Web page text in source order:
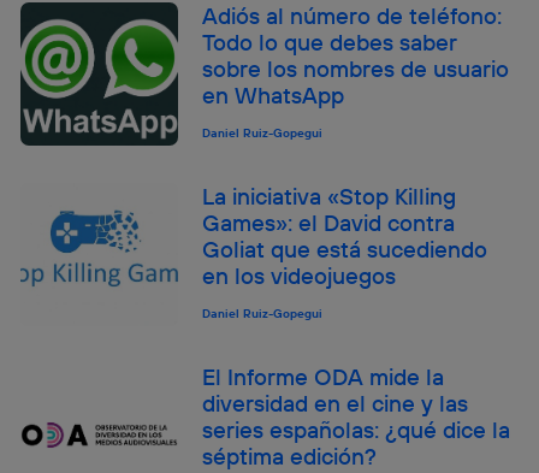
Adiós al número de teléfono:
Todo lo que debes saber
sobre los nombres de usuario
en WhatsApp
Daniel Ruiz-Gopegui
La iniciativa «Stop Killing
Games»: el David contra
Goliat que está sucediendo
en los videojuegos
Daniel Ruiz-Gopegui
El Informe ODA mide la
diversidad en el cine y las
series españolas: ¿qué dice la
séptima edición?